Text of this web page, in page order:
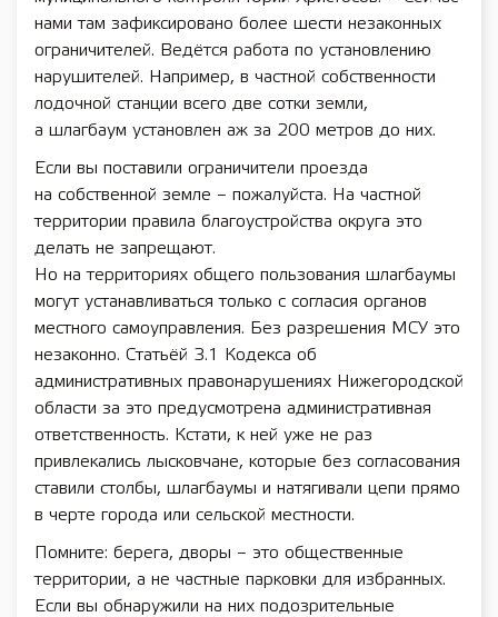
нами там зафиксировано более шести незаконных
ограничителей. Ведётся работа по установлению
нарушителей. Например, в частной собственности
лодочной станции всего две сотки земли,
а шлагбаум установлен аж за 200 метров до них.
Если вы поставили ограничители проезда
на собственной земле – пожалуйста. На частной
территории правила благоустройства округа это
делать не запрещают.
Но на территориях общего пользования шлагбаумы
могут устанавливаться только с согласия органов
местного самоуправления. Без разрешения МСУ это
незаконно. Статьёй 3.1 Кодекса об
административных правонарушениях Нижегородской
области за это предусмотрена административная
ответственность. Кстати, к ней уже не раз
привлекались лысковчане, которые без согласования
ставили столбы, шлагбаумы и натягивали цепи прямо
в черте города или сельской местности.
Помните: берега, дворы – это общественные
территории, а не частные парковки для избранных.
Если вы обнаружили на них подозрительные